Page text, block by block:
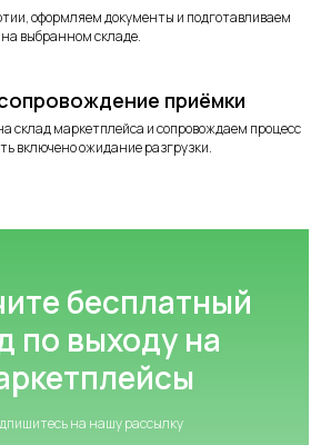
оформляем документы и подготавливаем
выбранном складе.
приёмки
склад маркетплейса и сопровождаем процесс
включено ожидание разгрузки.
бесплатный
по выходу на
на нашу рассылку